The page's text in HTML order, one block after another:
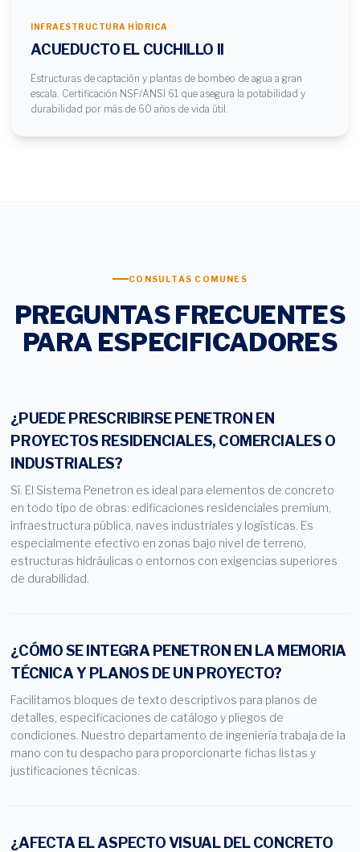
INFRAESTRUCTURA HÍDRICA
ACUEDUCTO EL CUCHILLO II
Estructuras de captación y plantas de bombeo de agua a gran
escala. Certificación NSF/ANSI 61 que asegura la potabilidad y
durabilidad por más de 60 años de vida útil.
CONSULTAS COMUNES
PREGUNTAS FRECUENTES
PARA ESPECIFICADORES
¿PUEDE PRESCRIBIRSE PENETRON EN
PROYECTOS RESIDENCIALES, COMERCIALES O
INDUSTRIALES?
Sí. El Sistema Penetron es ideal para elementos de concreto
en todo tipo de obras: edificaciones residenciales premium,
infraestructura pública, naves industriales y logísticas. Es
especialmente efectivo en zonas bajo nivel de terreno,
estructuras hidráulicas o entornos con exigencias superiores
de durabilidad.
¿CÓMO SE INTEGRA PENETRON EN LA MEMORIA
TÉCNICA Y PLANOS DE UN PROYECTO?
Facilitamos bloques de texto descriptivos para planos de
detalles, especificaciones de catálogo y pliegos de
condiciones. Nuestro departamento de ingeniería trabaja de la
mano con tu despacho para proporcionarte fichas listas y
justificaciones técnicas.
¿AFECTA EL ASPECTO VISUAL DEL CONCRETO